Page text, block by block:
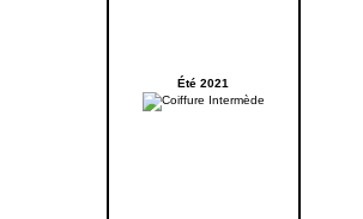
Été 2021